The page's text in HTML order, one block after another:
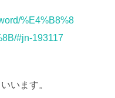
%E4%B8%8
#jn-193117
います。